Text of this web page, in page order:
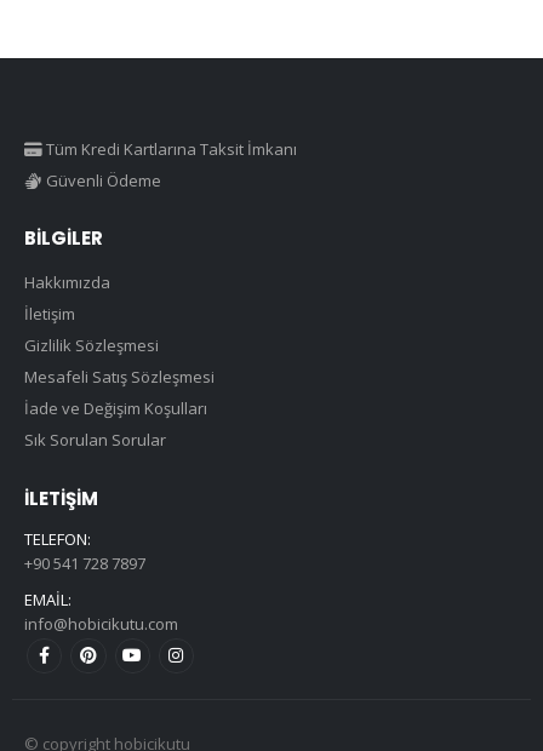
Tüm Kredi Kartlarına Taksit İmkanı
Güvenli Ödeme
BILGILER
Hakkımızda
İletişim
Gizlilik Sözleşmesi
Mesafeli Satış Sözleşmesi
İade ve Değişim Koşulları
Sık Sorulan Sorular
İLETIŞIM
TELEFON:
+90 541 728 7897
EMAIL:
info@hobicikutu.com
© copyright hobicikutu